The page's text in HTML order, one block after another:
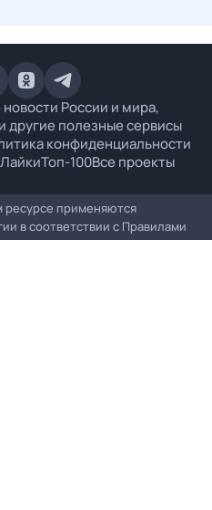
России и мира,
другие полезные сервисы
конфиденциальности
ЛайкиТоп-100Все проекты
применяются
в соответствии с Правилами